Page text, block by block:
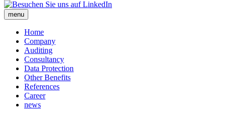
menu
Home
Company
Auditing
Consultancy
Data Protection
Other Benefits
References
Career
news